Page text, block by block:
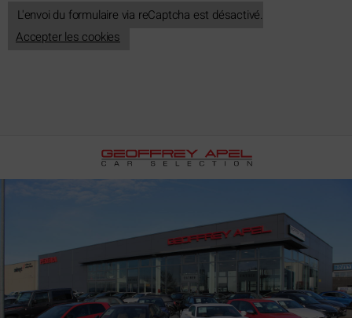
L'envoi du formulaire via reCaptcha est désactivé.
Accepter les cookies